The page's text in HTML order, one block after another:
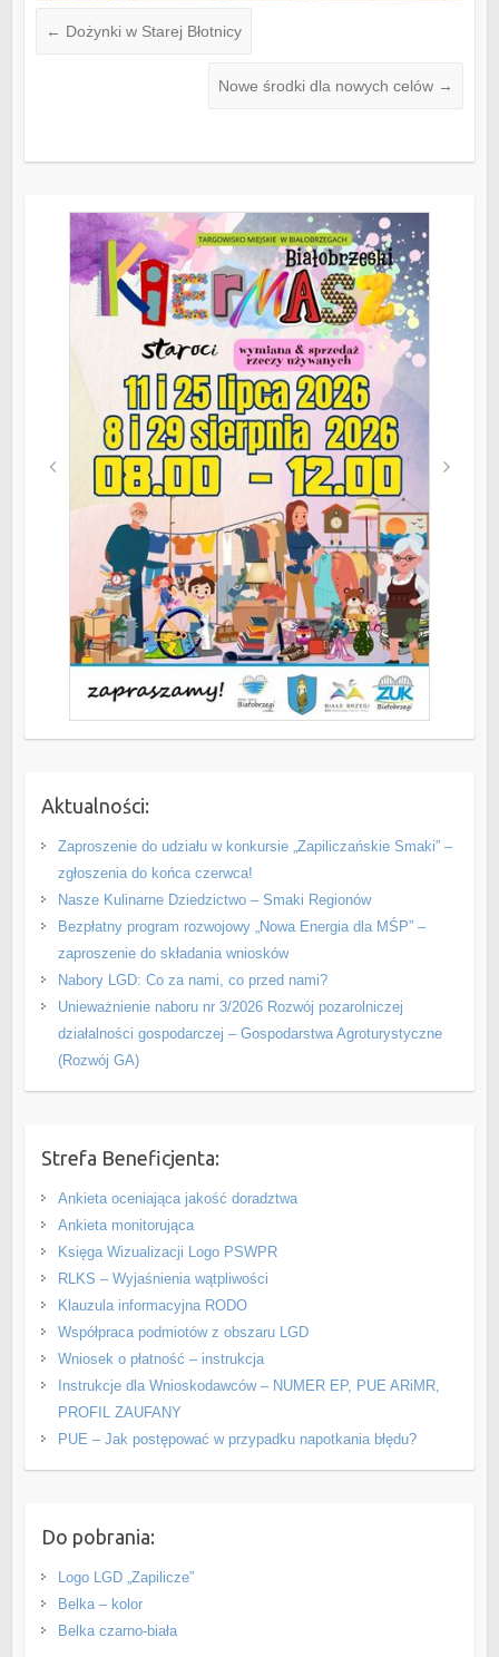
← Dożynki w Starej Błotnicy
Nowe środki dla nowych celów →
Aktualności:
Zaproszenie do udziału w konkursie „Zapiliczańskie Smaki” –
zgłoszenia do końca czerwca!
Nasze Kulinarne Dziedzictwo – Smaki Regionów
Bezpłatny program rozwojowy „Nowa Energia dla MŚP” –
zaproszenie do składania wniosków
Nabory LGD: Co za nami, co przed nami?
Unieważnienie naboru nr 3/2026 Rozwój pozarolniczej
działalności gospodarczej – Gospodarstwa Agroturystyczne
(Rozwój GA)
Strefa Beneficjenta:
Ankieta oceniająca jakość doradztwa
Ankieta monitorująca
Księga Wizualizacji Logo PSWPR
RLKS – Wyjaśnienia wątpliwości
Klauzula informacyjna RODO
Współpraca podmiotów z obszaru LGD
Wniosek o płatność – instrukcja
Instrukcje dla Wnioskodawców – NUMER EP, PUE ARiMR,
PROFIL ZAUFANY
PUE – Jak postępować w przypadku napotkania błędu?
Do pobrania:
Logo LGD „Zapilicze”
Belka – kolor
Belka czarno-biała